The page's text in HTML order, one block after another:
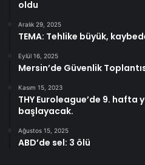
oldu
Aralık 29, 2025
TEMA: Tehlike büyük,
Eylül 16, 2025
Mersin’de Güvenlik
Kasım 15, 2023
THY Euroleague’de 9. hafta
başlayacak.
Ağustos 15, 2025
ABD’de sel: 3 ölü